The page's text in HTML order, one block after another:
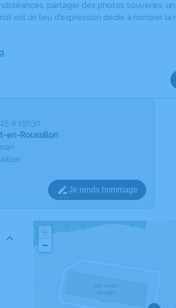
partager des photos souvenirs,
est un lieu d'expression dédié à honorer la
.
à 15h30
en-Roussillon
Je rends hommage
−